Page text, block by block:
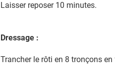
Laisser reposer 10 minutes.
Dressage :
Trancher le rôti en 8 tronçons